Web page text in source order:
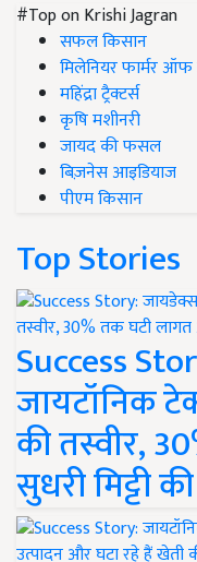
#Top on Krishi Jagran
सफल किसान
मिलेनियर फार्मर ऑफ
महिंद्रा ट्रैक्टर्स
कृषि मशीनरी
जायद की फसल
बिज़नेस आइडियाज
पीएम किसान
Top Stories
Success
जायटॉनिक
की तस्वीर,
सुधरी मिट्टी